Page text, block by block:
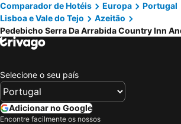
Comparador de Hotéis
Europa
Portugal
Lisboa e Vale do Tejo
Azeitão
Pedebicho Serra Da Arrabida Country Inn
Selecione o seu país
Adicionar no Google
Encontre facilmente os nossos